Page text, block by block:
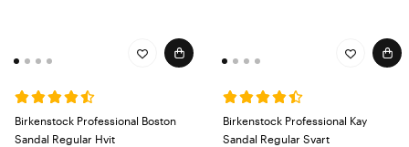
Birkenstock Professional Boston
Sandal Regular Hvit
Birkenstock Professional Kay
Sandal Regular Svart